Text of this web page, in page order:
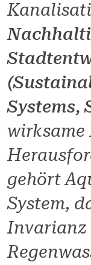
Systems,
wirksame
gehört
System,
Invarianz